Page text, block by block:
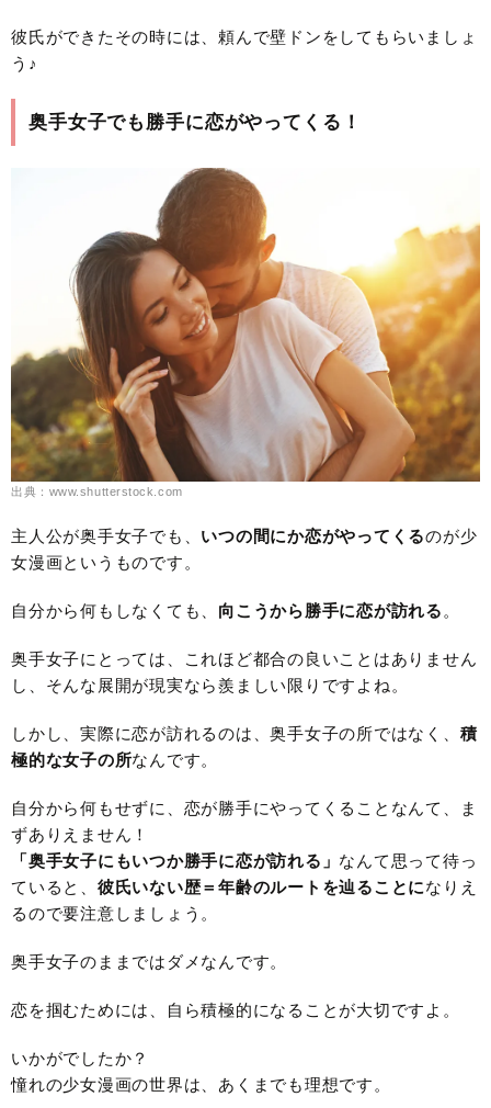
彼氏ができたその時には、頼んで壁ドンをしてもらいましょ
う♪
奥手女子でも勝手に恋がやってくる！
出典：www.shutterstock.com
主人公が奥手女子でも、 いつの間にか恋がやってくるのが少
女漫画というものです。
自分から何もしなくても、 向こうから勝手に恋が訪れる 。
奥手女子にとっては、これほど都合の良いことはありません
し、そんな展開が現実なら羨ましい限りですよね。
しかし、実際に恋が訪れるのは、奥手女子の所ではなく、 積
極的な女子の所なんです。
自分から何もせずに、恋が勝手にやってくることなんて、ま
ずありえません！
「奥手女子にもいつか勝手に恋が訪れる」 なんて思って待っ
ていると、 彼氏いない歴＝年齢のルートを辿ることになりえ
るので要注意しましょう。
奥手女子のままではダメなんです。
恋を掴むためには、自ら積極的になることが大切ですよ。
いかがでしたか？
憧れの少女漫画の世界は、あくまでも理想です。